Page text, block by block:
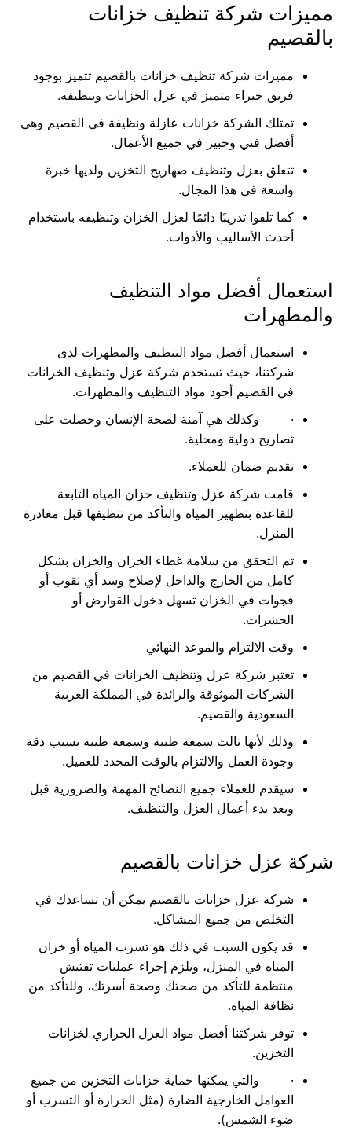
مميزات شركة تنظيف خزانات
بالقصيم
مميزات شركة تنظيف خزانات بالقصيم تتميز بوجود
فريق خبراء متميز في عزل الخزانات وتنظيفه.
تمتلك الشركة خزانات عازلة ونظيفة في القصيم وهي
أفضل فني وخبير في جميع الأعمال.
تتعلق بعزل وتنظيف صهاريج التخزين ولديها خبرة
واسعة في هذا المجال.
كما تلقوا تدريبًا دائمًا لعزل الخزان وتنظيفه باستخدام
أحدث الأساليب والأدوات.
استعمال أفضل مواد التنظيف
والمطهرات
استعمال أفضل مواد التنظيف والمطهرات لدى
شركتنا، حيث تستخدم شركة عزل وتنظيف الخزانات
في القصيم أجود مواد التنظيف والمطهرات.
· وكذلك هي آمنة لصحة الإنسان وحصلت على
تصاريح دولية ومحلية.
تقديم ضمان للعملاء.
قامت شركة عزل وتنظيف خزان المياه التابعة
للقاعدة بتطهير المياه والتأكد من تنظيفها قبل مغادرة
المنزل.
تم التحقق من سلامة غطاء الخزان والخزان بشكل
كامل من الخارج والداخل لإصلاح وسد أي ثقوب أو
فجوات في الخزان تسهل دخول القوارض أو
الحشرات.
وقت الالتزام والموعد النهائي
تعتبر شركة عزل وتنظيف الخزانات في القصيم من
الشركات الموثوقة والرائدة في المملكة العربية
السعودية والقصيم.
وذلك لأنها نالت سمعة طيبة وسمعة طيبة بسبب دقة
وجودة العمل والالتزام بالوقت المحدد للعميل.
سيقدم للعملاء جميع النصائح المهمة والضرورية قبل
وبعد بدء أعمال العزل والتنظيف.
شركة عزل خزانات بالقصيم
شركة عزل خزانات بالقصيم يمكن أن تساعدك في
التخلص من جميع المشاكل.
قد يكون السبب في ذلك هو تسرب المياه أو خزان
المياه في المنزل، ويلزم إجراء عمليات تفتيش
منتظمة للتأكد من صحتك وصحة أسرتك، وللتأكد من
نظافة المياه.
توفر شركتنا أفضل مواد العزل الحراري لخزانات
التخزين.
· والتي يمكنها حماية خزانات التخزين من جميع
العوامل الخارجية الضارة (مثل الحرارة أو التسرب أو
ضوء الشمس).